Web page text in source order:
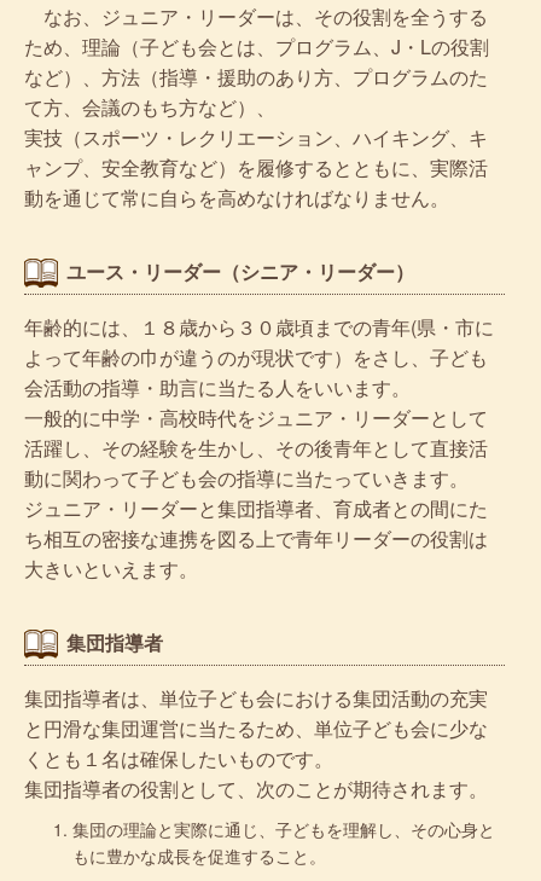
なお、ジュニア・リーダーは、その役割を全うする
ため、理論（子ども会とは、プログラム、J・Lの役割
など）、方法（指導・援助のあり方、プログラムのた
て方、会議のもち方など）、
実技（スポーツ・レクリエーション、ハイキング、キ
ャンプ、安全教育など）を履修するとともに、実際活
動を通じて常に自らを高めなければなりません。
ユース・リーダー（シニア・リーダー）
年齢的には、１８歳から３０歳頃までの青年(県・市に
よって年齢の巾が違うのが現状です）をさし、子ども
会活動の指導・助言に当たる人をいいます。
一般的に中学・高校時代をジュニア・リーダーとして
活躍し、その経験を生かし、その後青年として直接活
動に関わって子ども会の指導に当たっていきます。
ジュニア・リーダーと集団指導者、育成者との間にた
ち相互の密接な連携を図る上で青年リーダーの役割は
大きいといえます。
集団指導者
集団指導者は、単位子ども会における集団活動の充実
と円滑な集団運営に当たるため、単位子ども会に少な
くとも１名は確保したいものです。
集団指導者の役割として、次のことが期待されます。
集団の理論と実際に通じ、子どもを理解し、その心身と
もに豊かな成長を促進すること。